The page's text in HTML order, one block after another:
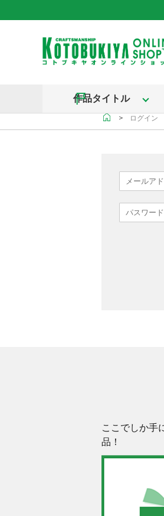
作品タイトル
＞ ログイン
ここでしか手
品！